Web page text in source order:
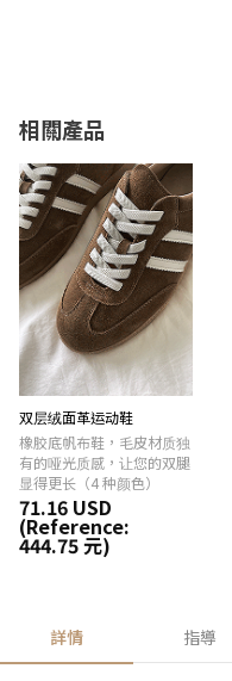
相關產品
双层绒面革运动鞋
橡胶底帆布鞋，毛皮材质独
有的哑光质感，让您的双腿
显得更长（4 种颜色）
71.16 USD
(Reference:
444.75 元)
詳情 指導